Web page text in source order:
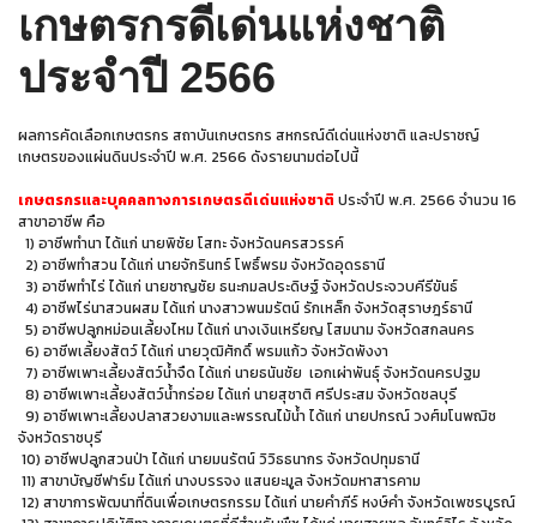
เกษตรกรดีเด่นแห่งชาติ
ประจำปี 2566
ผลการคัดเลือกเกษตรกร สถาบันเกษตรกร สหกรณ์ดีเด่นแห่งชาติ และปราชญ์
เกษตรของแผ่นดินประจำปี พ.ศ. 2566 ดังรายนามต่อไปนี้
เกษตรกรและบุคคลทางการเกษตรดีเด่นแห่งชาติ ประจำปี พ.ศ. 2566 จำนวน 16
สาขาอาชีพ คือ
1) อาชีพทำนา ได้แก่ นายพิชัย โสทะ จังหวัดนครสวรรค์
2) อาชีพทำสวน ได้แก่ นายจักรินทร์ โพธิ์พรม จังหวัดอุดรธานี
3) อาชีพทำไร่ ได้แก่ นายชาญชัย ธนะกมลประดิษฐ์ จังหวัดประจวบคีรีขันธ์
4) อาชีพไร่นาสวนผสม ได้แก่ นางสาวพนมรัตน์ รักเหล็ก จังหวัดสุราษฎร์ธานี
5) อาชีพปลูกหม่อนเลี้ยงไหม ได้แก่ นางเงินเหรียญ โสมนาม จังหวัดสกลนคร
6) อาชีพเลี้ยงสัตว์ ได้แก่ นายวุฒิศักดิ์ พรมแก้ว จังหวัดพังงา
7) อาชีพเพาะเลี้ยงสัตว์น้ำจืด ได้แก่ นายธนันชัย เอกเผ่าพันธุ์ จังหวัดนครปฐม
8) อาชีพเพาะเลี้ยงสัตว์น้ำกร่อย ได้แก่ นายสุชาติ ศรีประสม จังหวัดชลบุรี
9) อาชีพเพาะเลี้ยงปลาสวยงามและพรรณไม้น้ำ ได้แก่ นายปกรณ์ วงศ์มโนพฌิช
จังหวัดราชบุรี
10) อาชีพปลูกสวนป่า ได้แก่ นายมนรัตน์ วิวิธธนากร จังหวัดปทุมธานี
11) สาขาบัญชีฟาร์ม ได้แก่ นางบรรจง แสนยะมูล จังหวัดมหาสารคาม
12) สาขาการพัฒนาที่ดินเพื่อเกษตรกรรม ได้แก่ นายคำภีร์ หงษ์คำ จังหวัดเพชรบูรณ์